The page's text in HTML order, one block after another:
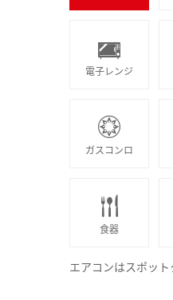
電子レンジ
ガスコンロ
食器
エアコンはスポット